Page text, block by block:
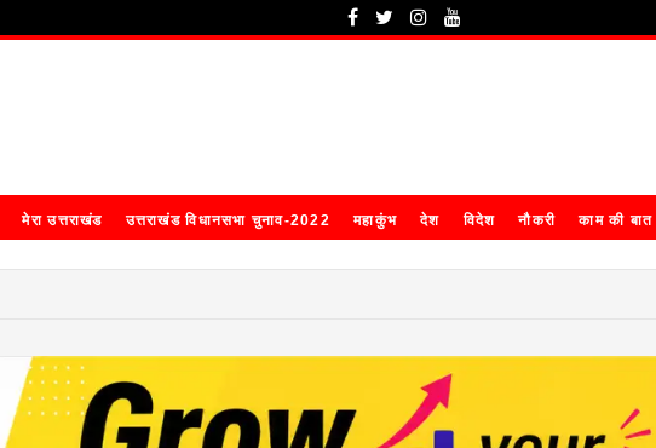
मेरा उत्तराखंड उत्तराखंड विधानसभा चुनाव-2022 महाकुंभ देश विदेश नौकरी काम की बात